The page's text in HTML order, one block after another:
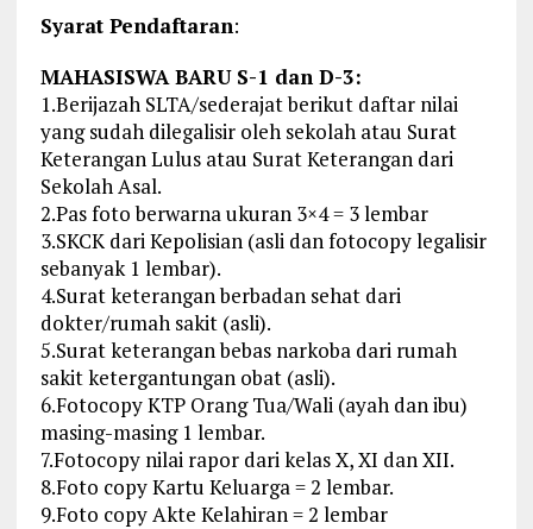
Syarat Pendaftaran:
MAHASISWA BARU S-1 dan D-3:
1.Berijazah SLTA/sederajat berikut daftar nilai
yang sudah dilegalisir oleh sekolah atau Surat
Keterangan Lulus atau Surat Keterangan dari
Sekolah Asal.
2.Pas foto berwarna ukuran 3×4 = 3 lembar
3.SKCK dari Kepolisian (asli dan fotocopy legalisir
sebanyak 1 lembar).
4.Surat keterangan berbadan sehat dari
dokter/rumah sakit (asli).
5.Surat keterangan bebas narkoba dari rumah
sakit ketergantungan obat (asli).
6.Fotocopy KTP Orang Tua/Wali (ayah dan ibu)
masing-masing 1 lembar.
7.Fotocopy nilai rapor dari kelas X, XI dan XII.
8.Foto copy Kartu Keluarga = 2 lembar.
9.Foto copy Akte Kelahiran = 2 lembar